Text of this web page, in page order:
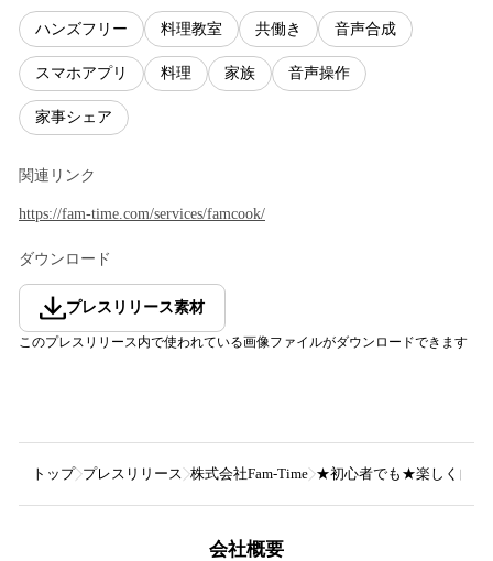
ハンズフリー 料理教室 共働き 音声合成
スマホアプリ 料理 家族 音声操作
家事シェア
関連リンク
https://fam-time.com/services/famcook/
ダウンロード
プレスリリース素材
このプレスリリース内で使われている画像ファイルがダウンロードできます
トップ プレスリリース 株式会社Fam-Time ★初心者でも★楽しく自宅
会社概要